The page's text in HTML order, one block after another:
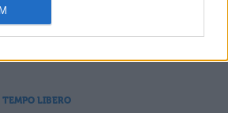
10 film non horror da
vedere ad Halloween
TEMPO LIBERO